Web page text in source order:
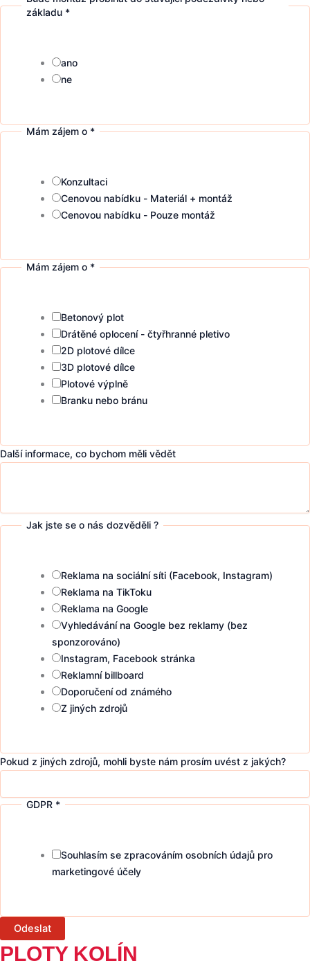
základu *
ano
ne
Mám zájem o *
Konzultaci
Cenovou nabídku - Materiál + montáž
Cenovou nabídku - Pouze montáž
Mám zájem o *
Betonový plot
Drátěné oplocení - čtyřhranné pletivo
2D plotové dílce
3D plotové dílce
Plotové výplně
Branku nebo bránu
Další informace, co bychom měli vědět
Jak jste se o nás dozvěděli ?
Reklama na sociální síti (Facebook, Instagram)
Reklama na TikToku
Reklama na Google
Vyhledávání na Google bez reklamy (bez
sponzorováno)
Instagram, Facebook stránka
Reklamní billboard
Doporučení od známého
Z jiných zdrojů
Pokud z jiných zdrojů, mohli byste nám prosím uvést z jakých?
GDPR *
Souhlasím se zpracováním osobních údajů pro
marketingové účely
Odeslat
PLOTY KOLÍN